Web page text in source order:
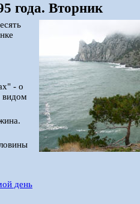
года. Вторник
- о
видом
день